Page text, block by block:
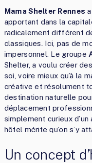
Mama Shelter Rennes
apportant dans la
radicalement différent
classiques. Ici, pas de
impersonnel. Le groupe
Shelter, a voulu créer
soi, voire mieux qu’à la
créative et résolument
destination naturelle
déplacement
simplement curieux
hôtel mérite qu’on s’y
Un concept